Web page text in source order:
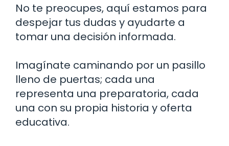
No te preocupes, aquí estamos para
despejar tus dudas y ayudarte a
tomar una decisión informada.
Imagínate caminando por un pasillo
lleno de puertas; cada una
representa una preparatoria, cada
una con su propia historia y oferta
educativa.